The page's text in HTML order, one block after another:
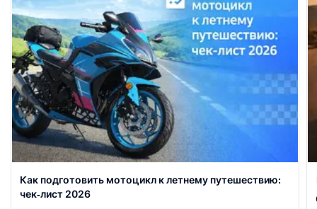
Как подготовить мотоцикл к летнему путешествию:
чек‑лист 2026